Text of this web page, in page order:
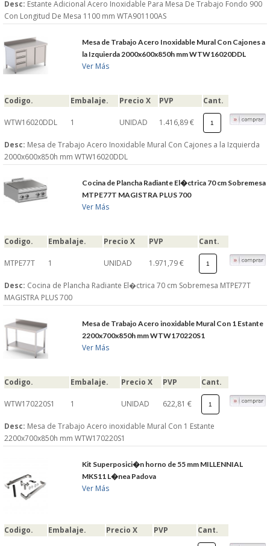
Desc: Estante Adicional Acero Inoxidable Para Mesa De Trabajo Fondo 900
Con Longitud De Mesa 1100 mm WTA901100AS
Mesa de Trabajo Acero Inoxidable Mural Con Cajones a
la Izquierda 2000x600x850h mm WTW16020DDL
Ver Más
Codigo. Embalaje. Precio X PVP Cant.
WTW16020DDL 1 UNIDAD 1.416,89 €
Desc: Mesa de Trabajo Acero Inoxidable Mural Con Cajones a la Izquierda
2000x600x850h mm WTW16020DDL
Cocina de Plancha Radiante El�ctrica 70 cm Sobremesa
MTPE77T MAGISTRA PLUS 700
Ver Más
Codigo. Embalaje. Precio X PVP Cant.
MTPE77T 1 UNIDAD 1.971,79 €
Desc: Cocina de Plancha Radiante El�ctrica 70 cm Sobremesa MTPE77T
MAGISTRA PLUS 700
Mesa de Trabajo Acero inoxidable Mural Con 1 Estante
2200x700x850h mm WTW170220S1
Ver Más
Codigo. Embalaje. Precio X PVP Cant.
WTW170220S1 1 UNIDAD 622,81 €
Desc: Mesa de Trabajo Acero inoxidable Mural Con 1 Estante
2200x700x850h mm WTW170220S1
Kit Superposici�n horno de 55 mm MILLENNIAL
MKS11 L�nea Padova
Ver Más
Codigo. Embalaje. Precio X PVP Cant.